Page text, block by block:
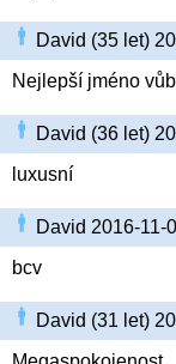
David (35 let)
Nejlepší jméno
David (36 let)
luxusní
David 2016-11-
bcv
David (31 let)